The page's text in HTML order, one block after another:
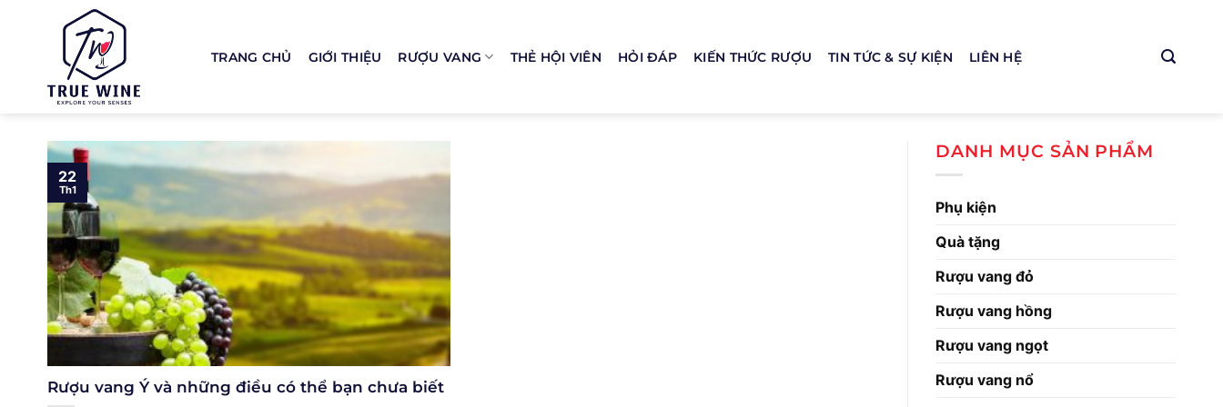
TRANG CHỦ GIỚI THIỆU RƯỢU VANG THẺ HỘI VIÊN HỎI ĐÁP KIẾN THỨC RƯỢU TIN TỨC & SỰ KIỆN LIÊN HỆ
Rượu vang Ý và những điều có thể bạn chưa biết
22
Th1
DANH MỤC SẢN PHẨM
Phụ kiện
Quà tặng
Rượu vang đỏ
Rượu vang hồng
Rượu vang ngọt
Rượu vang nổ